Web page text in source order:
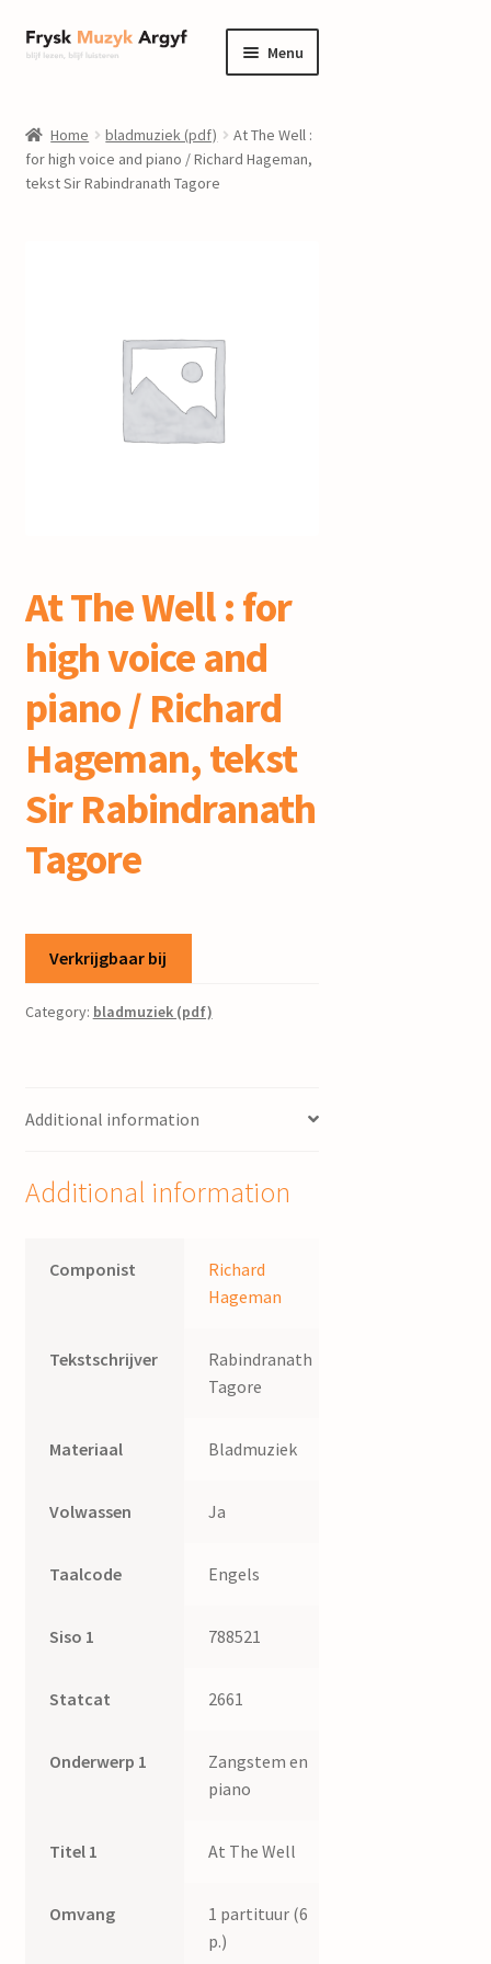
Ga
door
navigatie
Ga
naar
inhoud
Menu
informatie
Submenu
Home bladmuziek (pdf)
At The Well :
for high voice and piano / Richard Hageman,
tekst Sir Rabindranath Tagore
At The Well : for
high voice and
piano / Richard
Hageman, tekst
Sir Rabindranath
Tagore
Verkrijgbaar bij
Category: bladmuziek (pdf)
Additional information
Additional information
Componist
Richard
Hageman
Tekstschrijver
Rabindranath
Tagore
Materiaal Bladmuziek
Volwassen Ja
Taalcode Engels
Siso 1 788521
Statcat 2661
Onderwerp 1
Zangstem en
piano
Titel 1 At The Well
Omvang
1 partituur (6
p.)